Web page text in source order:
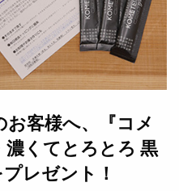
客様へ、『コメ
くてとろとろ 黒
レゼント！